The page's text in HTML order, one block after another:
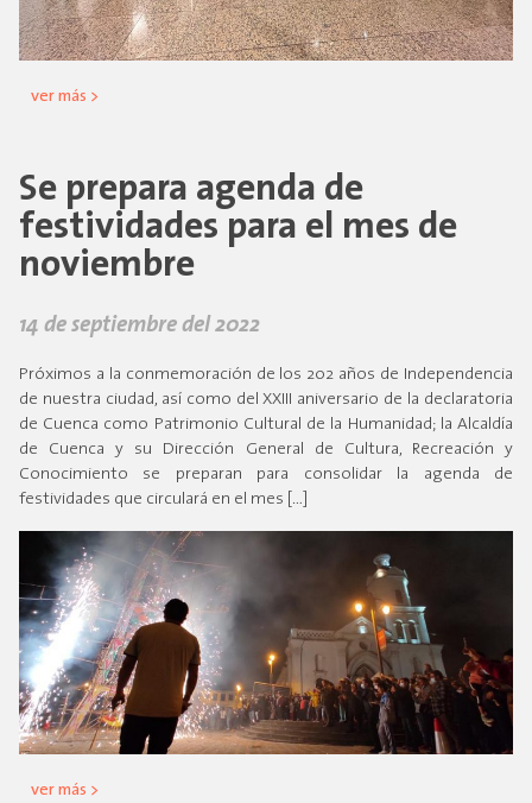
ver más >
Se prepara agenda de
festividades para el mes de
noviembre
14 de septiembre del 2022
Próximos a la conmemoración de los 202 años de Independencia
de nuestra ciudad, así como del XXIII aniversario de la declaratoria
de Cuenca como Patrimonio Cultural de la Humanidad; la Alcaldía
de Cuenca y su Dirección General de Cultura, Recreación y
Conocimiento se preparan para consolidar la agenda de
festividades que circulará en el mes […]
ver más >